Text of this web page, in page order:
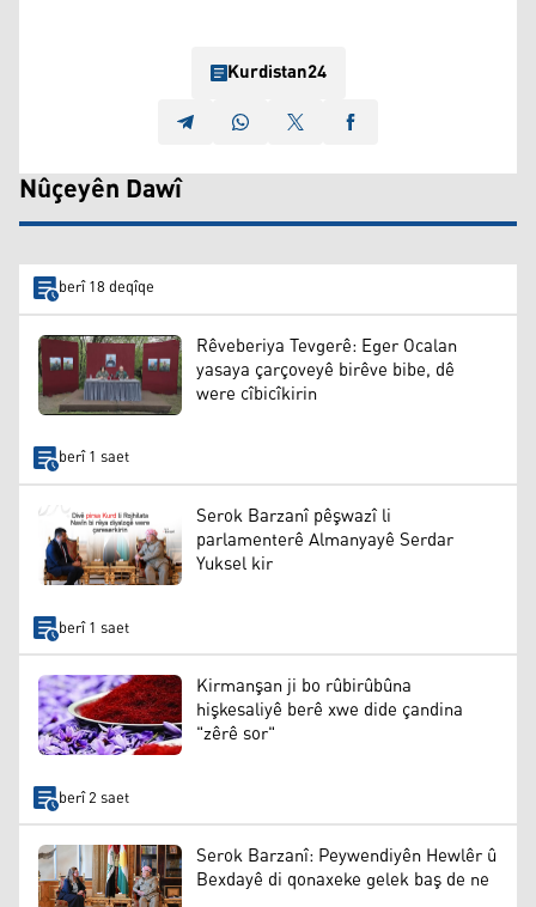
Kurdistan24
Nûçeyên Dawî
berî 18 deqîqe
Rêveberiya Tevgerê: Eger Ocalan
yasaya çarçoveyê birêve bibe, dê
were cîbicîkirin
berî 1 saet
Serok Barzanî pêşwazî li
parlamenterê Almanyayê Serdar
Yuksel kir
berî 1 saet
Kirmanşan ji bo rûbirûbûna
hişkesaliyê berê xwe dide çandina
"zêrê sor"
berî 2 saet
Serok Barzanî: Peywendiyên Hewlêr û
Bexdayê di qonaxeke gelek baş de ne